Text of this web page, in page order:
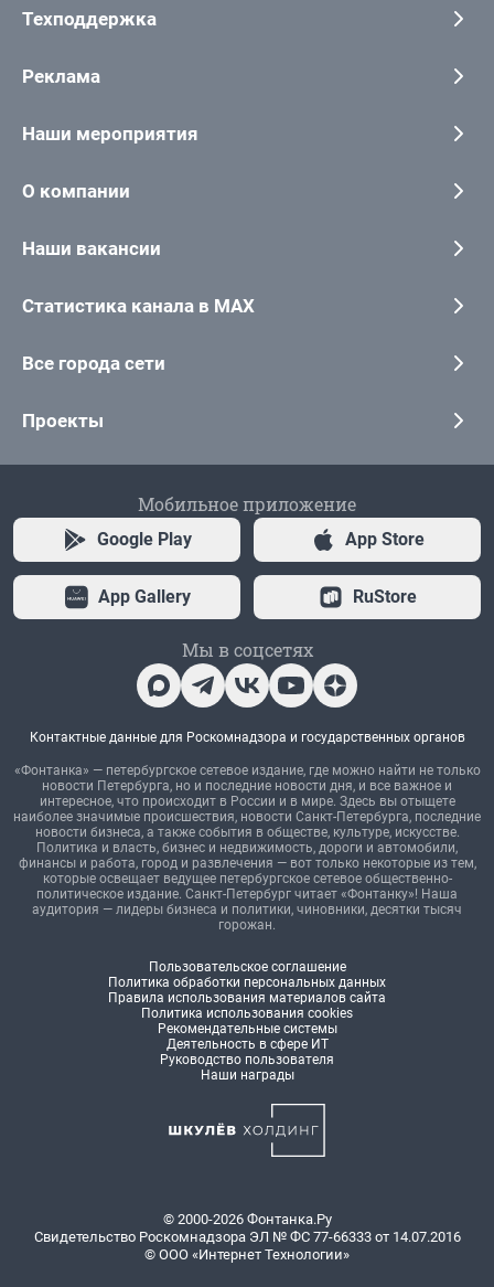
Техподдержка
Реклама
Наши мероприятия
О компании
Наши вакансии
Статистика канала в MAX
Все города сети
Проекты
Мобильное приложение
Google Play App Store
App Gallery RuStore
Мы в соцсетях
Контактные данные для Роскомнадзора и государственных органов
«Фонтанка» — петербургское сетевое издание, где можно найти не только
новости Петербурга, но и последние новости дня, и все важное и
интересное, что происходит в России и в мире. Здесь вы отыщете
наиболее значимые происшествия, новости Санкт-Петербурга, последние
новости бизнеса, а также события в обществе, культуре, искусстве.
Политика и власть, бизнес и недвижимость, дороги и автомобили,
финансы и работа, город и развлечения — вот только некоторые из тем,
которые освещает ведущее петербургское сетевое общественно-
политическое издание. Санкт-Петербург читает «Фонтанку»! Наша
аудитория — лидеры бизнеса и политики, чиновники, десятки тысяч
горожан.
Пользовательское соглашение
Политика обработки персональных данных
Правила использования материалов сайта
Политика использования cookies
Рекомендательные системы
Деятельность в сфере ИТ
Руководство пользователя
Наши награды
© 2000-2026 Фонтанка.Ру
Свидетельство Роскомнадзора ЭЛ № ФС 77-66333 от 14.07.2016
© ООО «Интернет Технологии»